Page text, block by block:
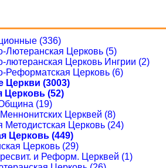
(336)
Лютеранская Церковь (5)
лютеранская Церковь Ингрии (2)
Реформатская Церковь (6)
Церкви (3003)
Церковь (52)
(19)
Церквей (8)
Церковь (24)
Церковь (449)
Церковь (29)
и Реформ. Церквей (1)